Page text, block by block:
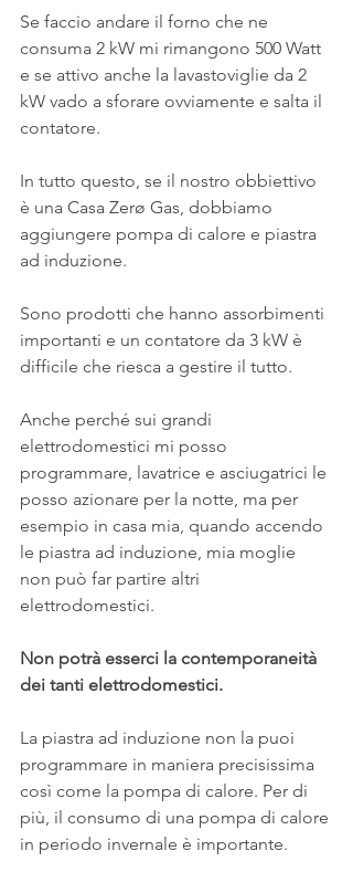
Se faccio andare il forno che ne
consuma 2 kW mi rimangono 500 Watt
e se attivo anche la lavastoviglie da 2
kW vado a sforare ovviamente e salta il
contatore.
In tutto questo, se il nostro obbiettivo
è una Casa Zerø Gas, dobbiamo
aggiungere pompa di calore e piastra
ad induzione.
Sono prodotti che hanno assorbimenti
importanti e un contatore da 3 kW è
difficile che riesca a gestire il tutto.
Anche perché sui grandi
elettrodomestici mi posso
programmare, lavatrice e asciugatrici le
posso azionare per la notte, ma per
esempio in casa mia, quando accendo
le piastra ad induzione, mia moglie
non può far partire altri
elettrodomestici.
Non potrà esserci la contemporaneità
dei tanti elettrodomestici.
La piastra ad induzione non la puoi
programmare in maniera precisissima
così come la pompa di calore. Per di
più, il consumo di una pompa di calore
in periodo invernale è importante.